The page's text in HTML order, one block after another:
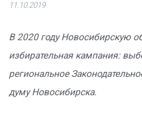
11.10.2019
В 2020 году Новосибирскую
избирательная кампания:
региональное
думу Новосибирска.